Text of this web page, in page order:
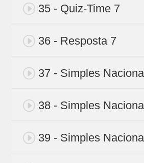
35 - Quiz-Time 7
36 - Resposta 7
37 - Simples
38 - Simples
39 - Simples